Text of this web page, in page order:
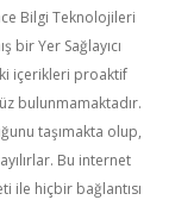
Bilgi Teknolojileri
bir Yer Sağlayıcı
içerikleri proaktif
bulunmamaktadır.
taşımakta olup,
Bu internet
ile hiçbir bağlantısı